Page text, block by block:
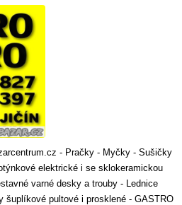
- Pračky - Myčky - Sušičky
elektrické i se sklokeramickou
varné desky a trouby - Lednice
šuplíkové pultové i prosklené - GASTRO